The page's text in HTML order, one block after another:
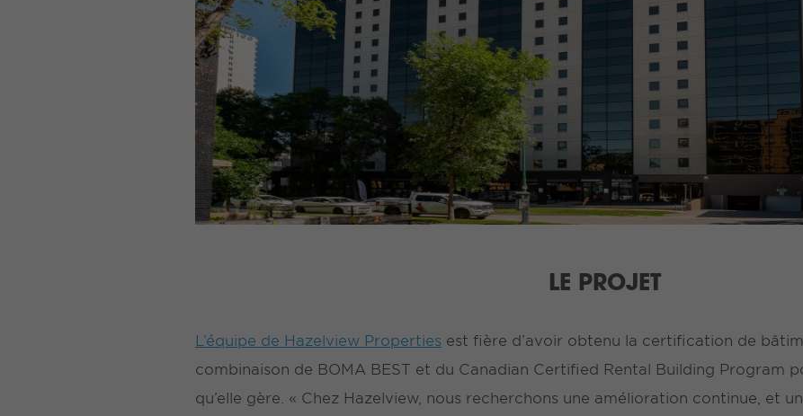
LE PROJET
L’équipe de Hazelview Properties est fière d’avoir obtenu la certification de
combinaison de BOMA BEST et du Canadian Certified Rental Building Program
qu’elle gère. « Chez Hazelview, nous recherchons une amélioration continue, et